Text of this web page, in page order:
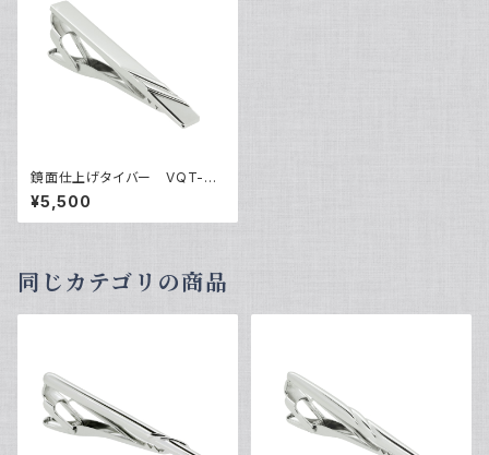
鏡面仕上げタイバー VQT-03
06
¥5,500
同じカテゴリの商品